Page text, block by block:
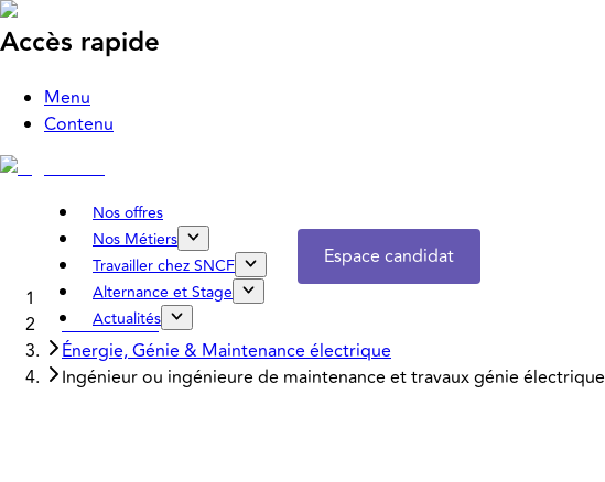
Accès rapide
Menu
Contenu
Nos offres
Nos Métiers
Travailler chez SNCF
Alternance et Stage
Actualités
Espace candidat
Accueil
Nos métiers
Énergie, Génie & Maintenance électrique
Ingénieur ou ingénieure de maintenance et travaux génie électrique